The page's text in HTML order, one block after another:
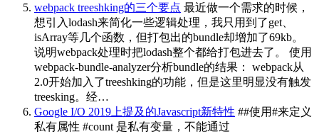
webpack treeshking的三个要点 最近做一个需求的时候，
想引入lodash来简化一些逻辑处理，我只用到了get、
isArray等几个函数，但打包出的bundle却增加了69kb。
说明webpack处理时把lodash整个都给打包进去了。 使用
webpack-bundle-analyzer分析bundle的结果： webpack从
2.0开始加入了treeshking的功能，但是这里明显没有触发
treesking。经…
Google I/O 2019上提及的Javascript新特性 ##使用#来定义
私有属性 #count 是私有变量，不能通过